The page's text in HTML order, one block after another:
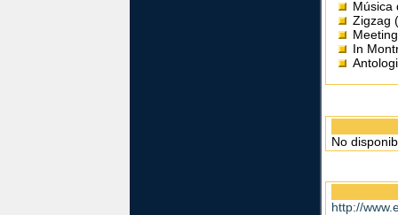
Música
Zigzag
In
No
http://